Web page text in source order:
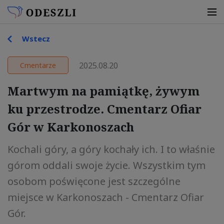
Wstecz
Cmentarze 2025.08.20
Martwym na pamiątkę, żywym
ku przestrodze. Cmentarz Ofiar
Gór w Karkonoszach
Kochali góry, a góry kochały ich. I to właśnie
górom oddali swoje życie. Wszystkim tym
osobom poświęcone jest szczególne
miejsce w Karkonoszach - Cmentarz Ofiar
Gór.